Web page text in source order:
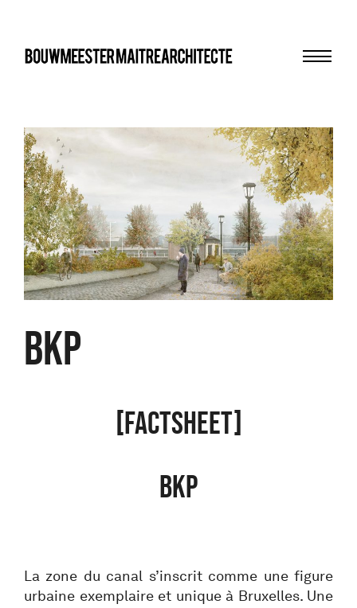
bma
BKP
[FACTSHEET]
BKP
La zone du canal s’inscrit comme une figure
urbaine exemplaire et unique à Bruxelles. Une